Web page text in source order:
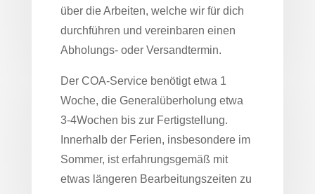
über die Arbeiten, welche wir für dich
durchführen und vereinbaren einen
Abholungs- oder Versandtermin.
Der COA-Service benötigt etwa 1
Woche, die Generalüberholung etwa
3-4Wochen bis zur Fertigstellung.
Innerhalb der Ferien, insbesondere im
Sommer, ist erfahrungsgemäß mit
etwas längeren Bearbeitungszeiten zu